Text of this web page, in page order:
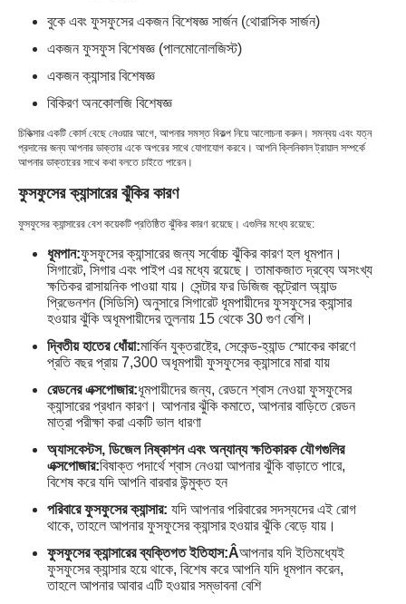
বুকে এবং ফুসফুসের একজন বিশেষজ্ঞ সার্জন (থোরাসিক সার্জন)
একজন ফুসফুস বিশেষজ্ঞ (পালমোনোলজিস্ট)
একজন ক্যান্সার বিশেষজ্ঞ
বিকিরণ অনকোলজি বিশেষজ্ঞ
চিকিত্সার একটি কোর্স বেছে নেওয়ার আগে, আপনার সমস্ত বিকল্প নিয়ে আলোচনা করুন। সমন্বয় এবং যত্ন
প্রদানের জন্য আপনার ডাক্তার একে অপরের সাথে যোগাযোগ করবে। আপনি ক্লিনিকাল ট্রায়াল সম্পর্কে
আপনার ডাক্তারের সাথে কথা বলতে চাইতে পারেন।
ফুসফুসের ক্যান্সারের ঝুঁকির কারণ
ফুসফুসের ক্যান্সারের বেশ কয়েকটি প্রতিষ্ঠিত ঝুঁকির কারণ রয়েছে। এগুলির মধ্যে রয়েছে:
ধূমপান:ফুসফুসের ক্যান্সারের জন্য সর্বোচ্চ ঝুঁকির কারণ হল ধূমপান।
সিগারেট, সিগার এবং পাইপ এর মধ্যে রয়েছে। তামাকজাত দ্রব্যে অসংখ্য
ক্ষতিকর রাসায়নিক পাওয়া যায়। সেন্টার ফর ডিজিজ কন্ট্রোল অ্যান্ড
প্রিভেনশন (সিডিসি) অনুসারে সিগারেট ধূমপায়ীদের ফুসফুসের ক্যান্সার
হওয়ার ঝুঁকি অধূমপায়ীদের তুলনায় 15 থেকে 30 গুণ বেশি।
দ্বিতীয় হাতের ধোঁয়া:মার্কিন যুক্তরাষ্ট্রে, সেকেন্ড-হ্যান্ড স্মোকের কারণে
প্রতি বছর প্রায় 7,300 অধূমপায়ী ফুসফুসের ক্যান্সারে মারা যায়
রেডনের এক্সপোজার:ধূমপায়ীদের জন্য, রেডনে শ্বাস নেওয়া ফুসফুসের
ক্যান্সারের প্রধান কারণ। আপনার ঝুঁকি কমাতে, আপনার বাড়িতে রেডন
মাত্রা পরীক্ষা করা একটি ভাল ধারণা
অ্যাসবেস্টস, ডিজেল নিষ্কাশন এবং অন্যান্য ক্ষতিকারক যৌগগুলির
এক্সপোজার:বিষাক্ত পদার্থে শ্বাস নেওয়া আপনার ঝুঁকি বাড়াতে পারে,
বিশেষ করে যদি আপনি বারবার উন্মুক্ত হন
পরিবারে ফুসফুসের ক্যান্সার: যদি আপনার পরিবারের সদস্যদের এই রোগ
থাকে, তাহলে আপনার ফুসফুসের ক্যান্সার হওয়ার ঝুঁকি বেড়ে যায়।
ফুসফুসের ক্যান্সারের ব্যক্তিগত ইতিহাস:Âআপনার যদি ইতিমধ্যেই
ফুসফুসের ক্যান্সার হয়ে থাকে, বিশেষ করে আপনি যদি ধূমপান করেন,
তাহলে আপনার আবার এটি হওয়ার সম্ভাবনা বেশি